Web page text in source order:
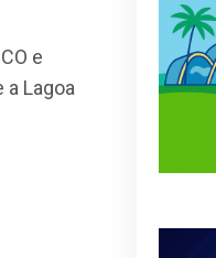
e
Lagoa